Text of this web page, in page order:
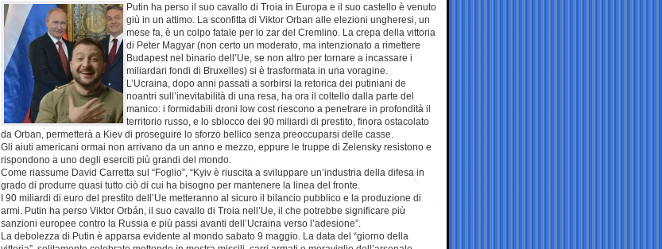
Putin ha perso il suo cavallo di Troia in Europa e il suo castello è venuto
giù in un attimo. La sconfitta di Viktor Orban alle elezioni ungheresi, un
mese fa, è un colpo fatale per lo zar del Cremlino. La crepa della vittoria
di Peter Magyar (non certo un moderato, ma intenzionato a rimettere
Budapest nel binario dell’Ue, se non altro per tornare a incassare i
miliardari fondi di Bruxelles) si è trasformata in una voragine.
L’Ucraina, dopo anni passati a sorbirsi la retorica dei putiniani de
noantri sull’inevitabilità di una resa, ha ora il coltello dalla parte del
manico: i formidabili droni low cost riescono a penetrare in profondità il
territorio russo, e lo sblocco dei 90 miliardi di prestito, finora ostacolato
da Orban, permetterà a Kiev di proseguire lo sforzo bellico senza preoccuparsi delle casse.
Gli aiuti americani ormai non arrivano da un anno e mezzo, eppure le truppe di Zelensky resistono e
rispondono a uno degli eserciti più grandi del mondo.
Come riassume David Carretta sul “Foglio”, “Kyiv è riuscita a sviluppare un’industria della difesa in
grado di produrre quasi tutto ciò di cui ha bisogno per mantenere la linea del fronte.
I 90 miliardi di euro del prestito dell’Ue metteranno al sicuro il bilancio pubblico e la produzione di
armi. Putin ha perso Viktor Orbán, il suo cavallo di Troia nell’Ue, il che potrebbe significare più
sanzioni europee contro la Russia e più passi avanti dell’Ucraina verso l’adesione”.
La debolezza di Putin è apparsa evidente al mondo sabato 9 maggio. La data del “giorno della